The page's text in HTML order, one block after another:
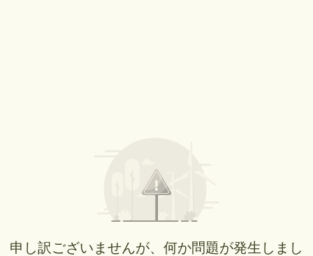
申し訳ございませんが、何か問題が発生しまし